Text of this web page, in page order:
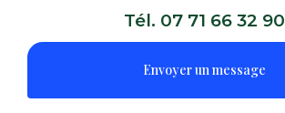
Tél. 07 71 66 32 90
Envoyer un message